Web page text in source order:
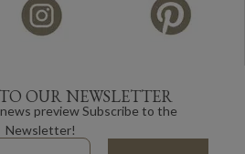
OUR NEWSLETTER
preview Subscribe to the
Newsletter!